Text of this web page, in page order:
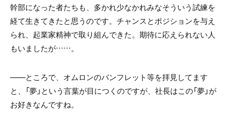
幹部になった者たちも、多かれ少なかれみなそういう試練を
経て生きてきたと思うのです。チャンスとポジションを与え
られ、起業家精神で取り組んできた。期待に応えられない人
もいましたが……。
――ところで、オムロンのパンフレット等を拝見してます
と、「夢」という言葉が目につくのですが、社長はこの「夢」が
お好きなんですね。